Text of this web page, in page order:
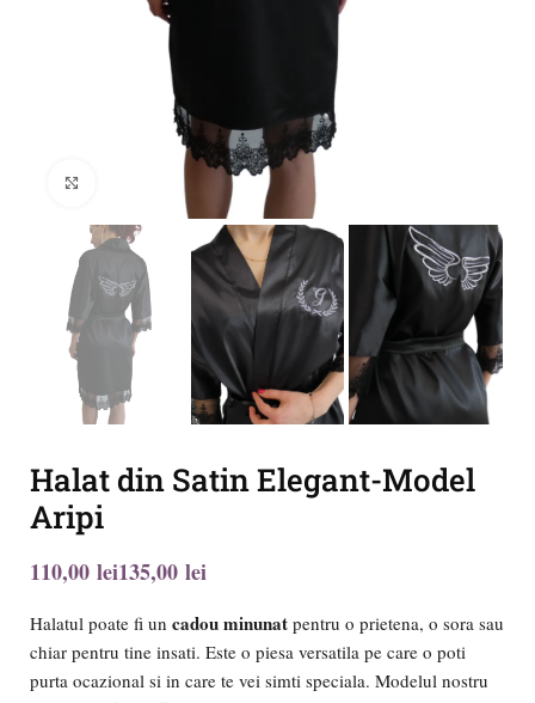
Click to enlarge
Halat din Satin Elegant-Model
Aripi
lei lei
Halatul poate fi un cadou minunat pentru o prietena, o sora sau
chiar pentru tine insati. Este o piesa versatila pe care o poti
purta ocazional si in care te vei simti speciala. Modelul nostru